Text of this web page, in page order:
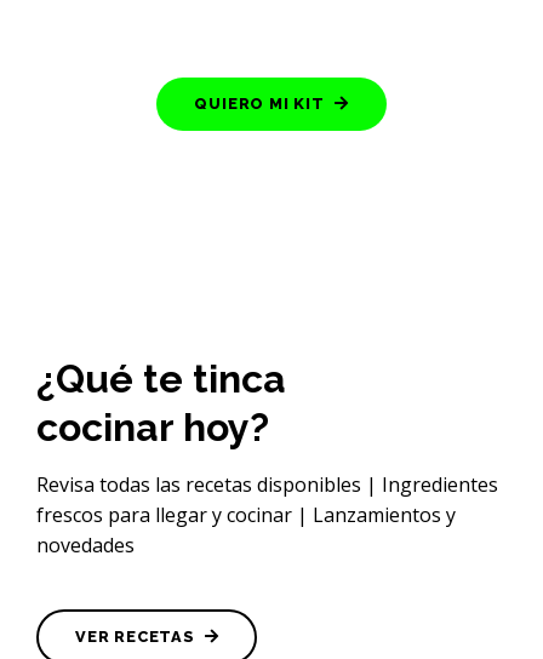
QUIERO MI KIT
¿Qué te tinca
cocinar hoy?
Revisa todas las recetas disponibles | Ingredientes
frescos para llegar y cocinar | Lanzamientos y
novedades
VER RECETAS